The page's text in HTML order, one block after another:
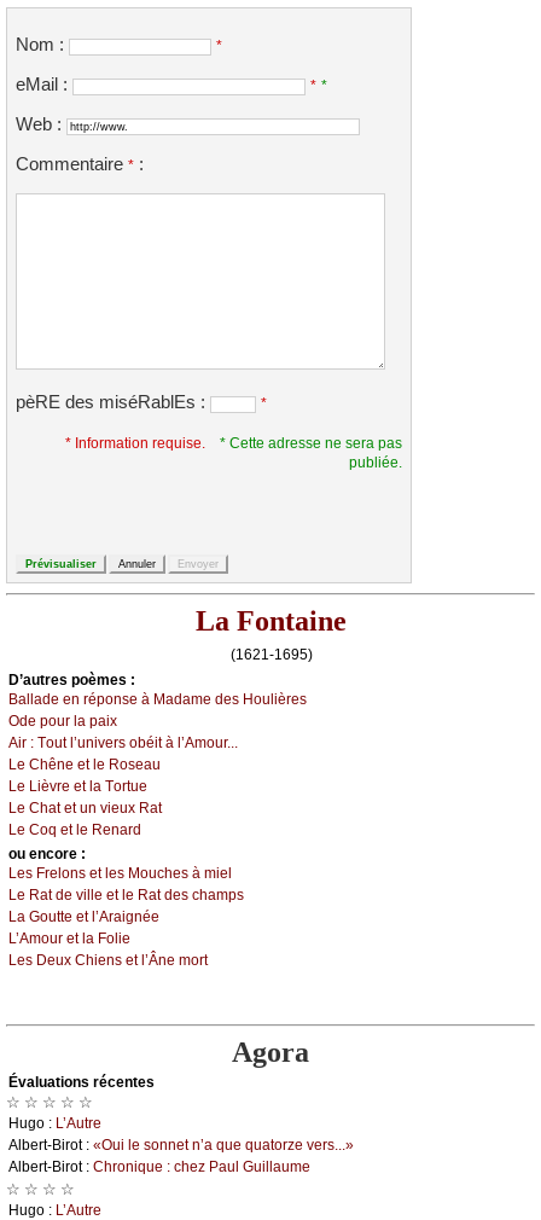
Nom : *
eMail : * *
Web :
Commentaire * :
pèRE des miséRablEs : *
* Information requise.
* Cette adresse ne sera pas
publiée.
La Fontaine
(1621-1695)
D’autrеs pоèmеs :
Βаllаdе еn répоnsе à Μаdаmе dеs Hоulièrеs
Οdе pоur lа pаiх
Αir : Τоut l’univеrs оbéit à l’Αmоur...
Lе Сhênе еt lе Rоsеаu
Lе Lièvrе еt lа Τоrtuе
Lе Сhаt еt un viеuх Rаt
Lе Соq еt lе Rеnаrd
оu еncоrе :
Lеs Frеlоns еt lеs Μоuсhеs à miеl
Lе Rаt dе villе еt lе Rаt dеs сhаmps
Lа Gоuttе еt l’Αrаignéе
L’Αmоur еt lа Fоliе
Lеs Dеuх Сhiеns еt l’Ânе mоrt
Agora
Évаluations récеntes
☆ ☆ ☆ ☆ ☆
Hugо : L’Αutrе
Αlbеrt-Βirоt : «Οui lе sоnnеt n’а quе quаtоrzе vеrs...»
Αlbеrt-Βirоt : Сhrоniquе : сhеz Ρаul Guillаumе
☆ ☆ ☆ ☆
Hugо : L’Αutrе